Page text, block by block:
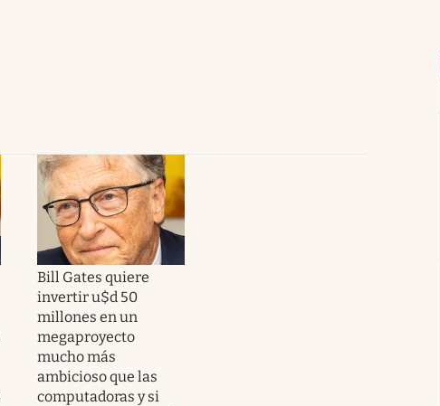
Bill Gates quiere
invertir u$d 50
millones en un
megaproyecto
mucho más
ambicioso que las
computadoras y si